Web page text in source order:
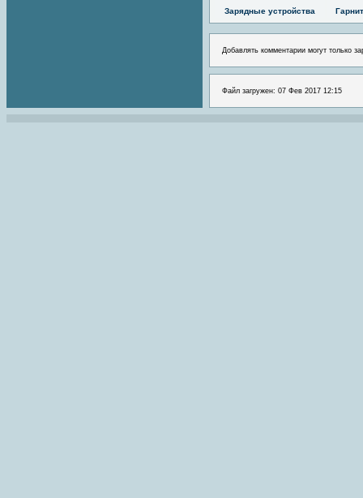
Зарядные устройства
Добавлять комментарии могут только
Файл загружен: 07 Фев 2017 12:15